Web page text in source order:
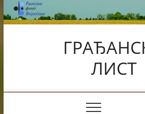
Skip
to
content
ЛИСТ